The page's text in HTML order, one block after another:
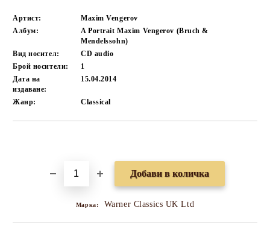
Артист:
Maxim Vengerov
Албум:
A Portrait Maxim Vengerov (Bruch &
Mendelssohn)
Вид носител:
CD audio
Брой носители:
1
Дата на
издаване:
15.04.2014
Жанр: Classical
Марка: Warner Classics UK Ltd